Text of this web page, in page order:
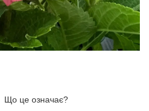
Що це означає?